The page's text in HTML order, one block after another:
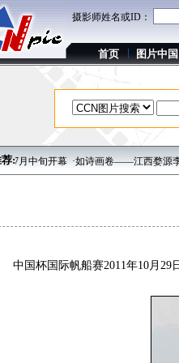
摄影师姓名或ID：
首页 图片中国
:
旬开幕 ·如诗画卷——江西婺源李坑古村
国杯国际帆船赛2011年10月29